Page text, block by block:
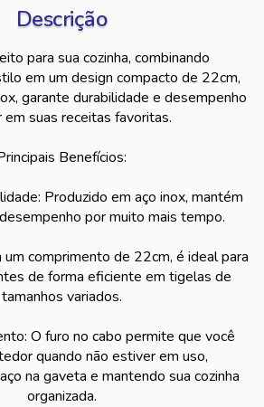
Descrição
para sua cozinha, combinando
em um design compacto de 22cm,
garante durabilidade e desempenho
em suas receitas favoritas.
Benefícios:
Produzido em aço inox, mantém
por muito mais tempo.
um comprimento de 22cm, é ideal para
de forma eficiente em tigelas de
tamanhos variados.
O furo no cabo permite que você
quando não estiver em uso,
na gaveta e mantendo sua cozinha
organizada.